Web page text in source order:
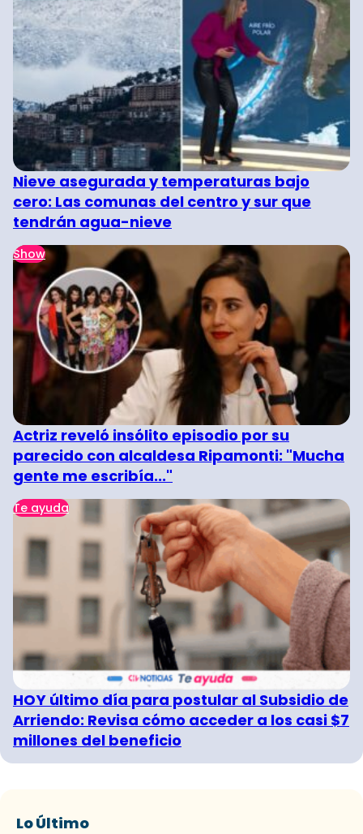
Nieve asegurada y temperaturas bajo
cero: Las comunas del centro y sur que
tendrán agua-nieve
Show
Actriz reveló insólito episodio por su
parecido con alcaldesa Ripamonti: "Mucha
gente me escribía..."
Te ayuda
HOY último día para postular al Subsidio de
Arriendo: Revisa cómo acceder a los casi $7
millones del beneficio
Lo Último